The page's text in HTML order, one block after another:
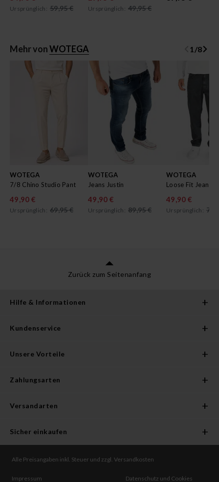
Ursprünglich: 59,95 € Ursprünglich: 49,95 €
Mehr vonWOTEGA 1 /8
WOTEGA
7/8 Chino Studio Pant
49,90 €
Ursprünglich: 69,95 €
WOTEGA
Jeans Justin
49,90 €
Ursprünglich: 89,95 €
WOTEGA
Loose Fit Jeans
49,90 €
Ursprünglich:
Zurück zum Seitenanfang
Hilfe & Informationen
Kundenservice
Unsere Vorteile
Zahlungsarten
Versandarten
Sicher einkaufen
Alle Preisangaben inkl. Steuer und zzgl. Versandkosten
Impressum Datenschutz und Cookies